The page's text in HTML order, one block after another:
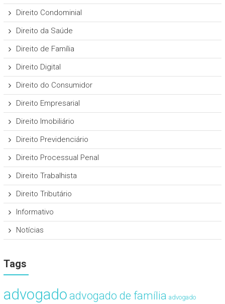
Direito Condominial
Direito da Saúde
Direito de Família
Direito Digital
Direito do Consumidor
Direito Empresarial
Direito Imobiliário
Direito Previdenciário
Direito Processual Penal
Direito Trabalhista
Direito Tributário
Informativo
Notícias
Tags
advogado advogado de família advogado